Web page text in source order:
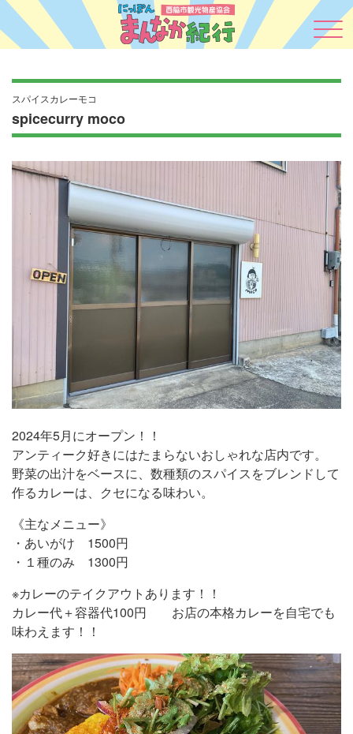
スパイスカレーモコ
spicecurry moco
2024年5月にオープン！！
アンティーク好きにはたまらないおしゃれな店内です。
野菜の出汁をベースに、数種類のスパイスをブレンドして
作るカレーは、クセになる味わい。
《主なメニュー》
・あいがけ 1500円
・１種のみ 1300円
※カレーのテイクアウトあります！！
カレー代＋容器代100円 お店の本格カレーを自宅でも
味わえます！！